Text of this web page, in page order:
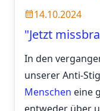
14.10.2024
"Jetzt
In den
unserer Anti-
Menschen eine